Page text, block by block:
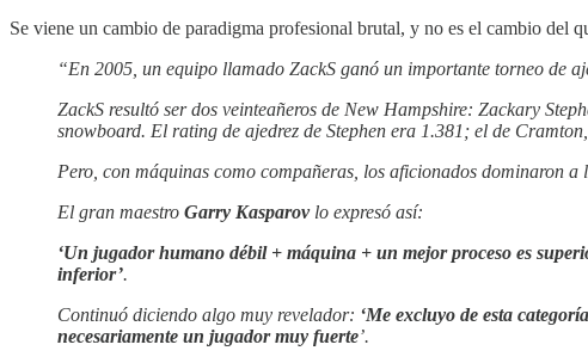
Se viene un cambio de paradigma profesional brutal, y no es el cambio del
“En 2005, un equipo llamado ZackS ganó un importante torneo de
ZackS resultó ser dos veinteañeros de New Hampshire: Zackary
snowboard. El rating de ajedrez de Stephen era 1.381; el de
Pero, con máquinas como compañeras, los aficionados dominaron a
El gran maestro Garry Kasparovlo expresó así:
‘Un jugador humano débil + máquina + un mejor proceso es
inferior’.
Continuó diciendo algo muy revelador: ‘Me excluyo de esta
necesariamente un jugador muy fuerte’.